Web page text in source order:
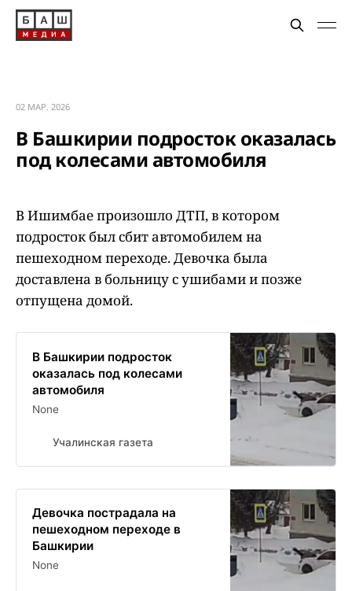
02 МАР. 2026
В Башкирии подросток оказалась
под колесами автомобиля
В Ишимбае произошло ДТП, в котором
подросток был сбит автомобилем на
пешеходном переходе. Девочка была
доставлена в больницу с ушибами и позже
отпущена домой.
В Башкирии подросток
оказалась под колесами
автомобиля
None
Учалинская газета
Девочка пострадала на
пешеходном переходе в
Башкирии
None